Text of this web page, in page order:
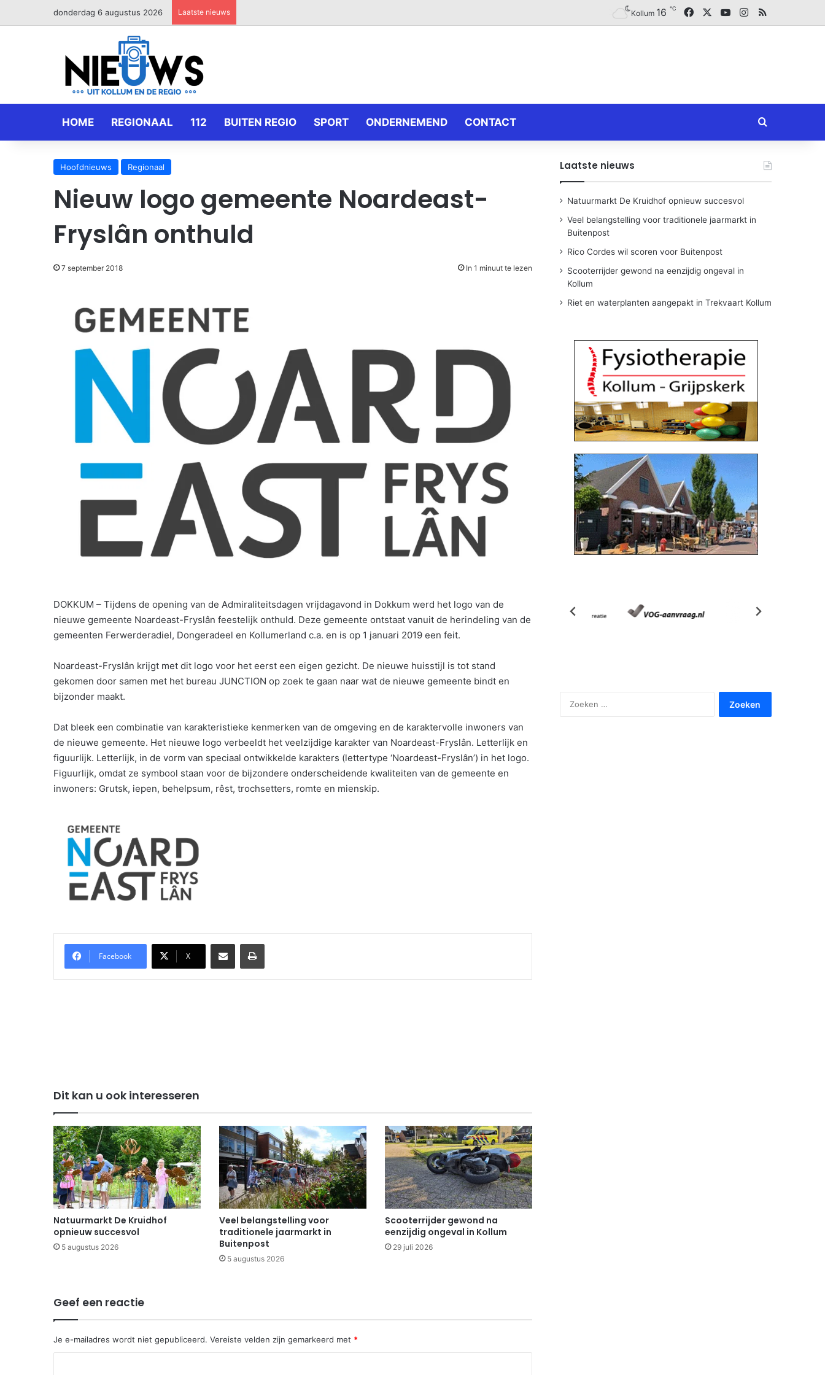
donderdag 6 augustus 2026 Laatste nieuws Kollum 16 ℃ FacebookYouTubeInstagram
RSS
HOME REGIONAAL 112 BUITEN REGIO SPORT ONDERNEMEND CONTACT Zoeken naar
Hoofdnieuws Regionaal
Nieuw logo gemeente Noardeast-
Fryslân onthuld
7 september 2018 In 1 minuut te lezen
DOKKUM – Tijdens de opening van de Admiraliteitsdagen vrijdagavond in Dokkum werd het logo van de
nieuwe gemeente Noardeast-Fryslân feestelijk onthuld. Deze gemeente ontstaat vanuit de herindeling van de
gemeenten Ferwerderadiel, Dongeradeel en Kollumerland c.a. en is op 1 januari 2019 een feit.
Noardeast-Fryslân krijgt met dit logo voor het eerst een eigen gezicht. De nieuwe huisstijl is tot stand
gekomen door samen met het bureau JUNCTION op zoek te gaan naar wat de nieuwe gemeente bindt en
bijzonder maakt.
Dat bleek een combinatie van karakteristieke kenmerken van de omgeving en de karaktervolle inwoners van
de nieuwe gemeente. Het nieuwe logo verbeeldt het veelzijdige karakter van Noardeast-Fryslân. Letterlijk en
figuurlijk. Letterlijk, in de vorm van speciaal ontwikkelde karakters (lettertype ‘Noardeast-Fryslân’) in het logo.
Figuurlijk, omdat ze symbool staan voor de bijzondere onderscheidende kwaliteiten van de gemeente en
inwoners: Grutsk, iepen, behelpsum, rêst, trochsetters, romte en mienskip.
Facebook X
Delen via Email Print
Dit kan u ook interesseren
Natuurmarkt De Kruidhof
opnieuw succesvol
5 augustus 2026
Veel belangstelling voor
traditionele jaarmarkt in
Buitenpost
5 augustus 2026
Scooterrijder gewond na
eenzijdig ongeval in Kollum
29 juli 2026
Geef een reactie
Je e-mailadres wordt niet gepubliceerd. Vereiste velden zijn gemarkeerd met *
Laatste nieuws
Natuurmarkt De Kruidhof opnieuw succesvol
Veel belangstelling voor traditionele jaarmarkt in
Buitenpost
Rico Cordes wil scoren voor Buitenpost
Scooterrijder gewond na eenzijdig ongeval in
Kollum
Riet en waterplanten aangepakt in Trekvaart Kollum
naar: